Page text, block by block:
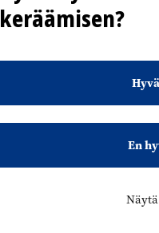
keräämisen?
En